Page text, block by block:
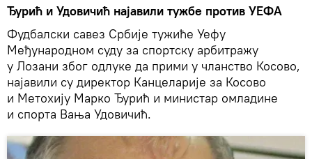
Ђурић и Удовичић најавили тужбе против УЕФА
Фудбалски савез Србије тужиће Уефу
Међународном суду за спортску арбитражу
у Лозани због одлуке да прими у чланство Косово,
најавили су директор Канцеларије за Косово
и Метохију Марко Ђурић и министар омладине
и спорта Вања Удовичић.